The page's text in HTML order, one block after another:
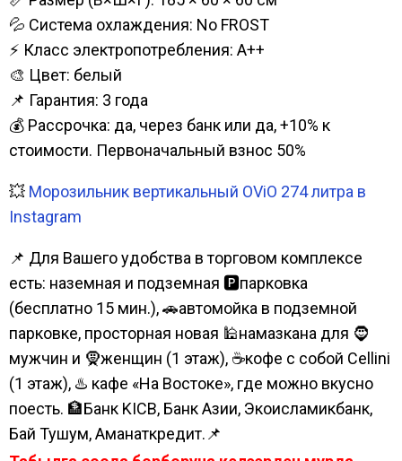
💦 Система охлаждения: No FROST
⚡ Класс электропотребления: А++
🎨 Цвет: белый
📌 Гарантия: 3 года
💰 Рассрочка: да, через банк или да, +10% к
стоимости. Первоначальный взнос 50%
💥 Морозильник вертикальный OViO 274 литра в
Instagram
📌 Для Вашего удобства в торговом комплексе
есть: наземная и подземная 🅿парковка
(бесплатно 15 мин.), 🚗автомойка в подземной
парковке, просторная новая 🕌намазкана для 🧔
мужчин и 🧕женщин (1 этаж), ☕кофе с собой Cellini
(1 этаж), ♨️ кафе «На Востоке», где можно вкусно
поесть. 🏦Банк KICB, Банк Азии, Экоисламикбанк,
Бай Тушум, Аманаткредит.📌